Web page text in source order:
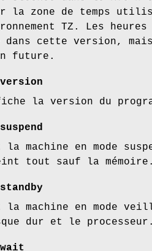
la zone de temps
TZ. Les
dans cette version,
future.
la version du
la machine en mode
tout sauf la mémoire.
la machine en mode
dur et le processeur.